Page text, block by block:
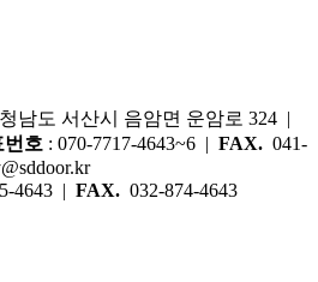
남도 서산시 음암면 운암로 324 |
번호 : 070-7717-4643~6 | FAX. 041-
4643 | FAX. 032-874-4643